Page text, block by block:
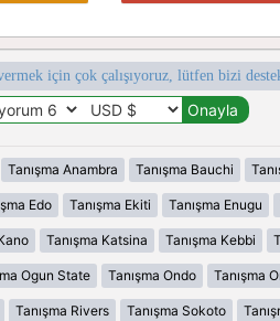
için çok çalışıyoruz, lütfen bizi
Tanışma Anambra Tanışma Bauchi
Edo Tanışma Ekiti Tanışma Enugu
Tanışma Katsina Tanışma Kebbi
Ogun State Tanışma Ondo Tanışma
Tanışma Rivers Tanışma Sokoto